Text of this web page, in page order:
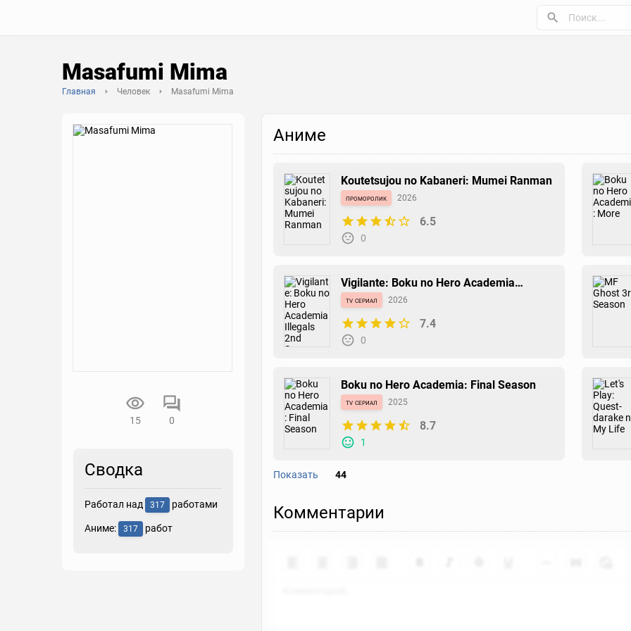
Masafumi Mima
Главная Человек Masafumi Mima
15 0
Сводка
Работал над 317 работами
Аниме: 317 работ
Аниме
Koutetsujou no Kabaneri: Mumei Ranman
проморолик 2026
6.5
0
Vigilante: Boku no Hero Academia
Illegals 2nd Season
tv сериал 2026
7.4
0
Boku no Hero Academia: Final Season
tv сериал 2025
8.7
1
Показать 44
ona 2025
Комментарии